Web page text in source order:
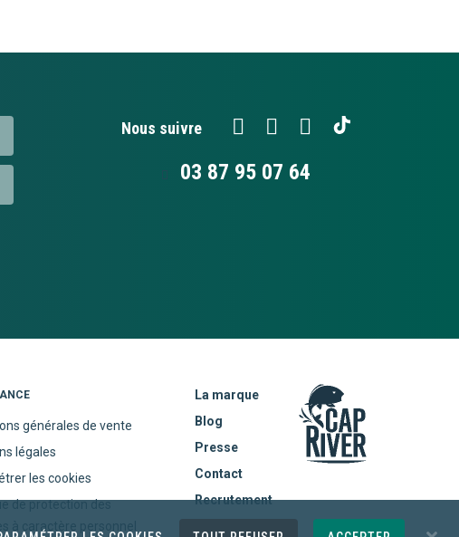
Nous suivre
03 87 95 07 64
générales de vente
légales
les cookies
de protection des
à caractère personnel
La marque
Blog
Presse
Contact
Recrutement